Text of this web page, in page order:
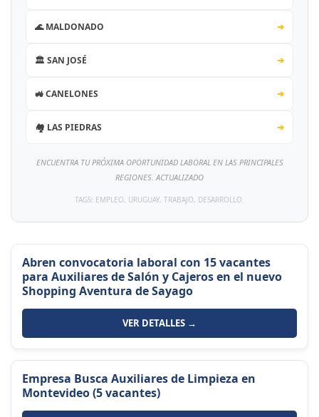
🌊 MALDONADO ➔
🏛️ SAN JOSÉ ➔
🚜 CANELONES ➔
🏘️ LAS PIEDRAS ➔
ENCUENTRA TU PRÓXIMA OPORTUNIDAD LABORAL EN LAS PRINCIPALES
REGIONES. ACTUALIZADO
TAGS: EMPLEO, URUGUAY, TRABAJO, DESARROLLO.
Abren convocatoria laboral con 15 vacantes
para Auxiliares de Salón y Cajeros en el nuevo
Shopping Aventura de Sayago
VER DETALLES →
Empresa Busca Auxiliares de Limpieza en
Montevideo (5 vacantes)